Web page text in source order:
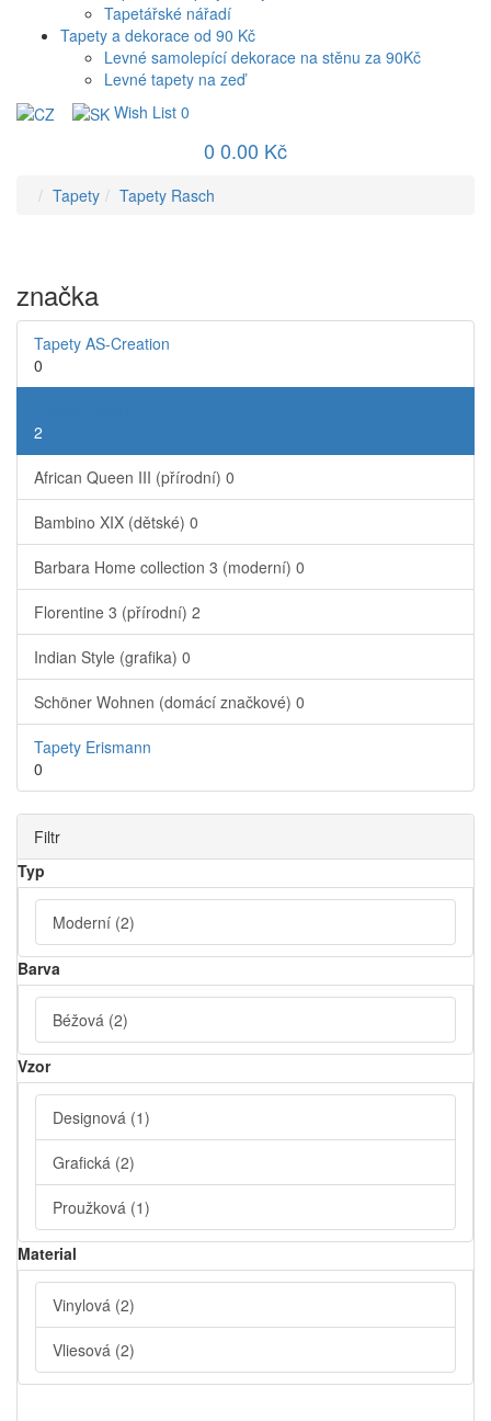
Tapetářské nářadí
Tapety a dekorace od 90 Kč
Levné samolepící dekorace na stěnu za 90Kč
Levné tapety na zeď
Wish List 0
0 0.00 Kč
Tapety Tapety Rasch
značka
Tapety AS-Creation
0
2
African Queen III (přírodní) 0
Bambino XIX (dětské) 0
Barbara Home collection 3 (moderní) 0
Florentine 3 (přírodní) 2
Indian Style (grafika) 0
Schöner Wohnen (domácí značkové) 0
Tapety Erismann
0
Filtr
Typ
Moderní (2)
Barva
Béžová (2)
Vzor
Designová (1)
Grafická (2)
Proužková (1)
Material
Vinylová (2)
Vliesová (2)